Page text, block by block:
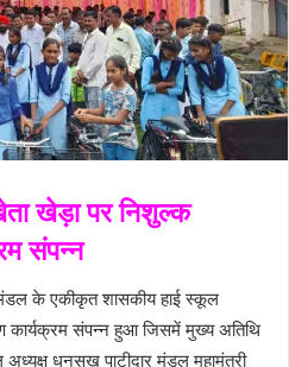
खेड़ा पर निशुल्क
संपन्न
मंडल के एकीकृत शासकीय हाई स्कूल
कार्यक्रम संपन्न हुआ जिसमें मुख्य अतिथि
अध्यक्ष धनसुख पाटीदार मंडल महामंत्री